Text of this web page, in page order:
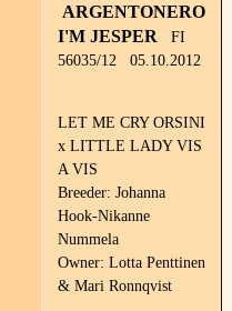
ARGENTONERO
I'M JESPER FI
56035/12 05.10.2012
LET ME CRY ORSINI
x LITTLE LADY VIS
A VIS
Breeder: Johanna
Hook-Nikanne
Nummela
Owner: Lotta Penttinen
& Mari Ronnqvist